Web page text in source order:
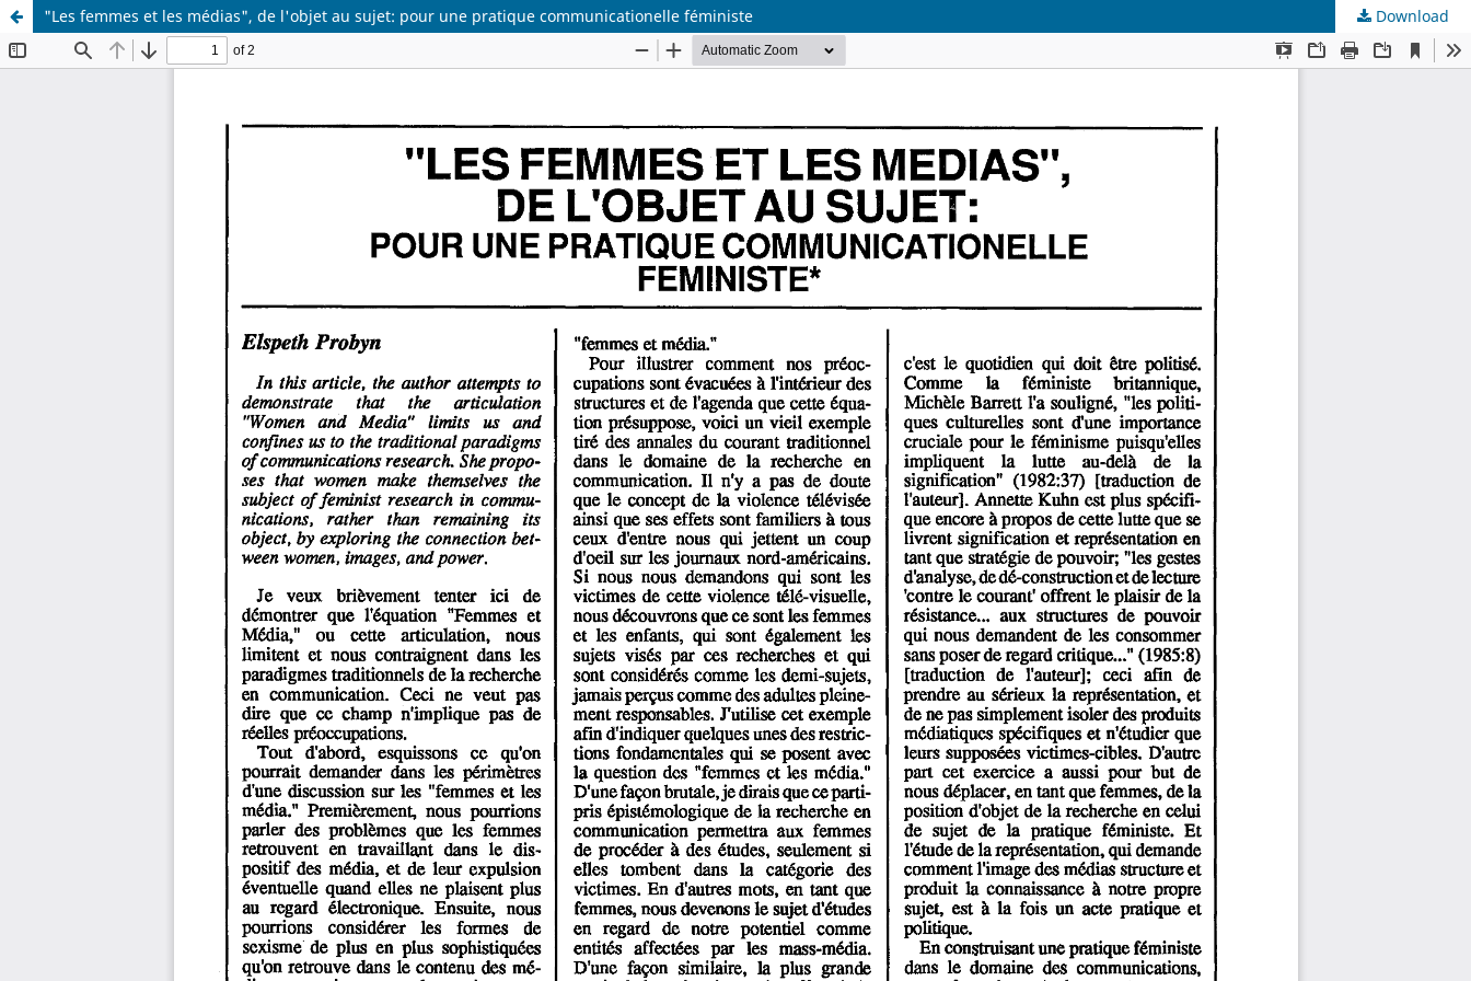
"Les femmes et les médias", de l'objet au sujet: pour une pratique communicationelle féministe Download